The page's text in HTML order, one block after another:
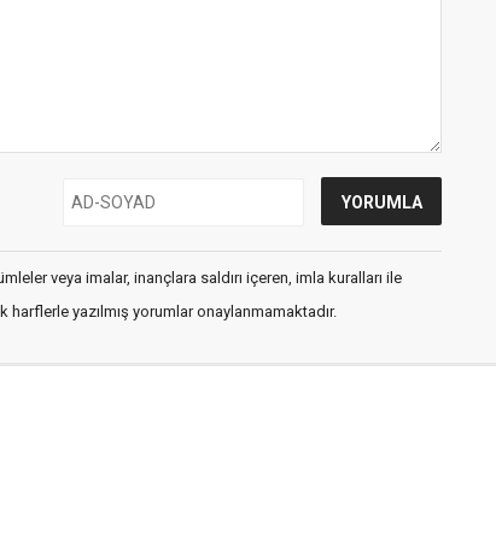
veya imalar, inançlara saldırı içeren, imla kuralları ile
harflerle yazılmış yorumlar onaylanmamaktadır.